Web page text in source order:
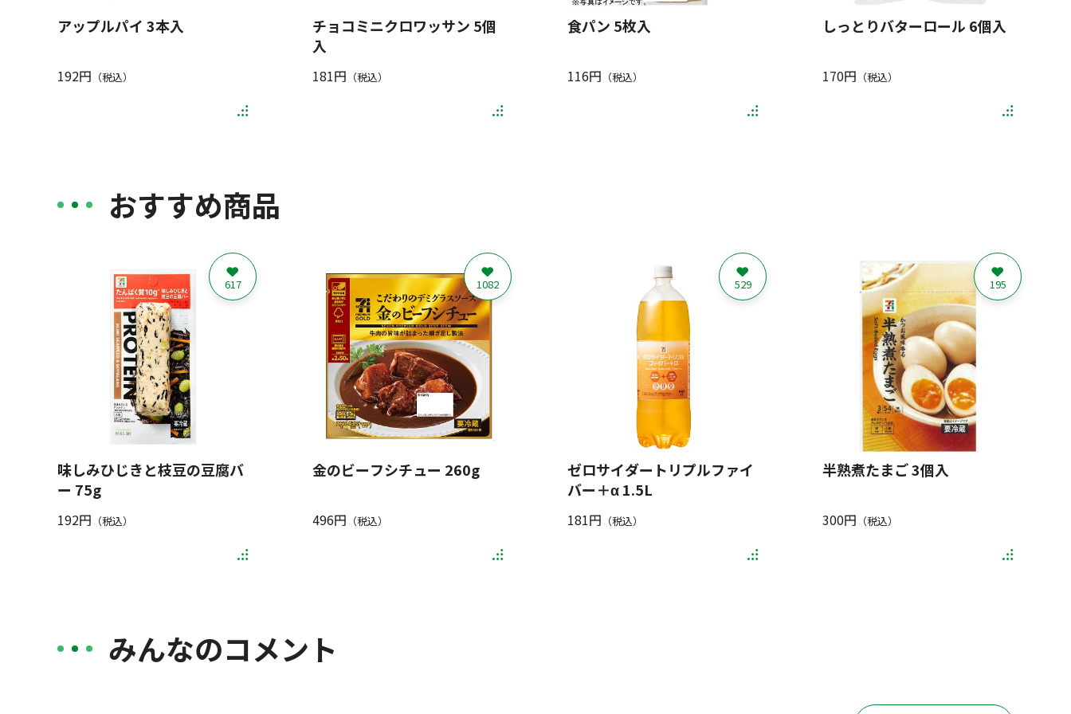
アップルパイ 3本入
192円 （税込）
チョコミニクロワッサン 5個
入
181円 （税込）
食パン 5枚入
116円 （税込）
しっとりバターロール 6個入
170円 （税込）
おすすめ商品
味しみひじきと枝豆の豆腐バ
ー 75g
192円 （税込）
617
金のビーフシチュー 260g
496円 （税込）
1082
ゼロサイダートリプルファイ
バー＋α 1.5L
181円 （税込）
529
半熟煮たまご 3個入
300円 （税込）
195
みんなのコメント